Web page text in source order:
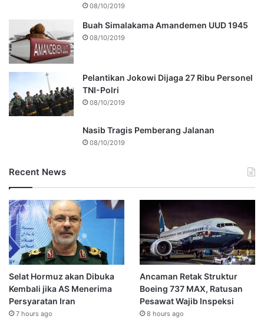
08/10/2019
Buah Simalakama Amandemen UUD 1945
08/10/2019
Pelantikan Jokowi Dijaga 27 Ribu Personel
TNI-Polri
08/10/2019
Nasib Tragis Pemberang Jalanan
08/10/2019
Recent News
Selat Hormuz akan Dibuka
Kembali jika AS Menerima
Persyaratan Iran
7 hours ago
Ancaman Retak Struktur
Boeing 737 MAX, Ratusan
Pesawat Wajib Inspeksi
8 hours ago